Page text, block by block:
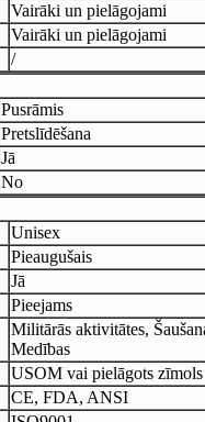
Vairāki un pielāgojami
Vairāki un pielāgojami
/
Pusrāmis
Pretslīdēšana
Jā
No
Unisex
Pieaugušais
Jā
Pieejams
Militārās aktivitātes,
Medības
USOM vai pielāgots zīmols
CE, FDA, ANSI